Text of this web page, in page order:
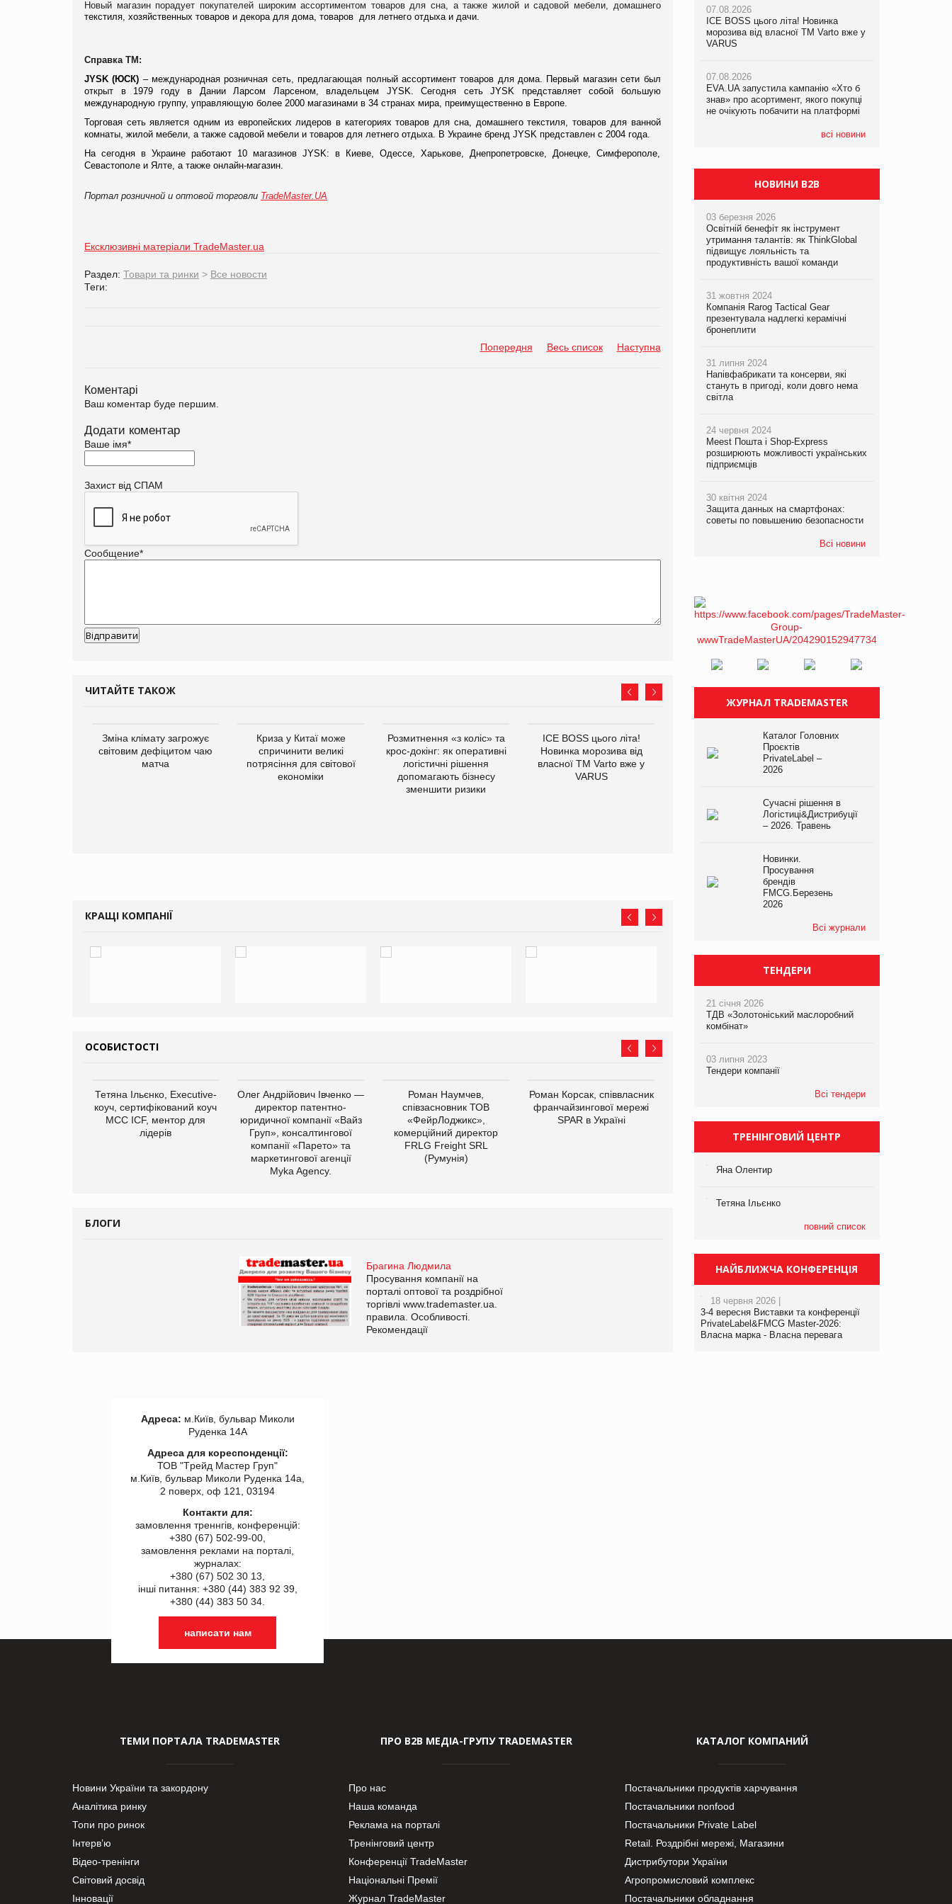
Новый магазин порадует покупателей широким ассортиментом товаров для сна, а также жилой и садовой мебели, домашнего
текстиля, хозяйственных товаров и декора для дома, товаров для летнего отдыха и дачи.
Справка ТМ:
JYSK (ЮСК) – международная розничная сеть, предлагающая полный ассортимент товаров для дома. Первый магазин сети был
открыт в 1979 году в Дании Ларсом Ларсеном, владельцем JYSK. Сегодня сеть JYSK представляет собой большую
международную группу, управляющую более 2000 магазинами в 34 странах мира, преимущественно в Европе.
Торговая сеть является одним из европейских лидеров в категориях товаров для сна, домашнего текстиля, товаров для ванной
комнаты, жилой мебели, а также садовой мебели и товаров для летнего отдыха. В Украине бренд JYSK представлен с 2004 года.
На сегодня в Украине работают 10 магазинов JYSK: в Киеве, Одессе, Харькове, Днепропетровске, Донецке, Симферополе,
Севастополе и Ялте, а также онлайн-магазин.
Портал розничной и оптовой торговли TradeMaster.UA
Ексклюзивні матеріали TradeMaster.ua
Раздел: Товари та ринки > Все новости
Теги:
Попередня Весь список Наступна
Коментарі
Ваш коментар буде першим.
Додати коментар
Ваше імя*
Захист від СПАМ
Сообщение*
ЧИТАЙТЕ ТАКОЖ
Зміна клімату загрожує
світовим дефіцитом чаю
матча
Криза у Китаї може
спричинити великі
потрясіння для світової
економіки
Розмитнення «з коліс» та
крос-докінг: як оперативні
логістичні рішення
допомагають бізнесу
зменшити ризики
ICE BOSS цього літа!
Новинка морозива від
власної ТМ Varto вже у
VARUS
EVA.UA запустила
кампанію «Хто б знав» про
асортимент, якого покупці
не очікують побачити на
Kraft Heinz скоротила
КРАЩІ КОМПАНІЇ
ОСОБИСТОСТІ
Тетяна Ільєнко, Executive-
коуч, сертифікований коуч
МСС ICF, ментор для
лідерів
Олег Андрійович Івченко —
директор патентно-
юридичної компанії «Вайз
Груп», консалтингової
компанії «Парето» та
маркетингової агенції
Myka Agency.
Роман Наумчев,
співзасновник ТОВ
«ФейрЛоджикс»,
комерційний директор
FRLG Freight SRL
(Румунія)
Роман Корсак, співвласник
франчайзингової мережі
SPAR в Україні
департаменту з
виробництва
Яна Сараніна, директор
БЛОГИ
Брагина Людмила
Просування компанії на
порталі оптової та роздрібної
торгівлі www.trademaster.ua.
правила. Особливості.
Рекомендації
Брагина Людмила
торгівлі www.trademaster.ua.
правила. Особливості.
Рекомендації
07.08.2026
ICE BOSS цього літа! Новинка
морозива від власної ТМ Varto вже у
VARUS
07.08.2026
EVA.UA запустила кампанію «Хто б
знав» про асортимент, якого покупці
не очікують побачити на платформі
всі новини
07.08.2026
ICE BOSS цього літа! Новинка
морозива від власної ТМ Varto вже у
VARUS
07.08.2026
EVA.UA запустила кампанію «Хто б
знав» про асортимент, якого покупці
не очікують побачити на платформі
07.08.2026
Франція заборонила рекламні дзвінки
НОВИНИ B2B
03 березня 2026
Освітній бенефіт як інструмент
утримання талантів: як ThinkGlobal
підвищує лояльність та
продуктивність вашої команди
31 жовтня 2024
Компанія Rarog Tactical Gear
презентувала надлегкі керамічні
бронеплити
31 липня 2024
Напівфабрикати та консерви, які
стануть в пригоді, коли довго нема
світла
24 червня 2024
Meest Пошта і Shop-Express
розширюють можливості українських
підприємців
30 квітня 2024
Защита данных на смартфонах:
советы по повышению безопасности
Всі новини
ЖУРНАЛ TRADEMASTER
Каталог Головних
Проєктів
PrivateLabel –
2026
Сучасні рішення в
Логістиці&Дистрибуції
– 2026. Травень
Новинки.
Просування
брендів
FMCG.Березень
2026
Всі журнали
ТЕНДЕРИ
21 січня 2026
ТДВ «Золотоніський маслоробний
комбінат»
03 липня 2023
Тендери компанії
Всі тендери
ТРЕНІНГОВИЙ ЦЕНТР
Яна Олентир
Тетяна Ільєнко
повний список
НАЙБЛИЖЧА КОНФЕРЕНЦІЯ
18 червня 2026 |
3-4 вересня Виставки та конференції
PrivateLabel&FMCG Master-2026:
Власна марка - Власна перевага
Адреса: м.Київ, бульвар Миколи
Руденка 14А
Адреса для кореспонденції:
ТОВ "Tрейд Мастер Груп"
м.Київ, бульвар Миколи Руденка 14а,
2 поверх, оф 121, 03194
Контакти для:
замовлення треннгів, конференцій:
+380 (67) 502-99-00,
замовлення реклами на порталі,
журналах:
+380 (67) 502 30 13,
інші питання: +380 (44) 383 92 39,
+380 (44) 383 50 34.
написати нам
ТЕМИ ПОРТАЛА TRADEMASTER
Новини України та закордону
Аналітика ринку
Топи про ринок
Інтерв’ю
Відео-тренінги
Світовий досвід
Інновації
ПРО В2В МЕДІА-ГРУПУ TRADEMASTER
Про нас
Наша команда
Реклама на порталі
Тренінговий центр
Конференції TradeMaster
Національні Премії
Журнал TradeMaster
КАТАЛОГ КОМПАНИЙ
Постачальники продуктів харчування
Постачальники nonfood
Постачальники Private Label
Retail. Роздрібні мережі, Магазини
Дистрибутори України
Агропромисловий комплекс
Постачальники обладнання